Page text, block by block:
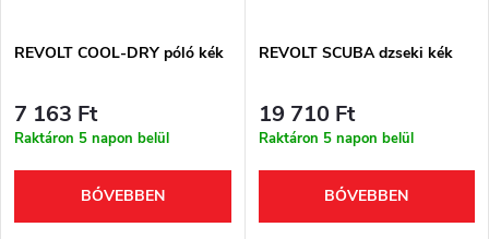
REVOLT COOL-DRY póló kék
7 163 Ft
Raktáron 5 napon belül
BŐVEBBEN
REVOLT SCUBA dzseki kék
19 710 Ft
Raktáron 5 napon belül
BŐVEBBEN